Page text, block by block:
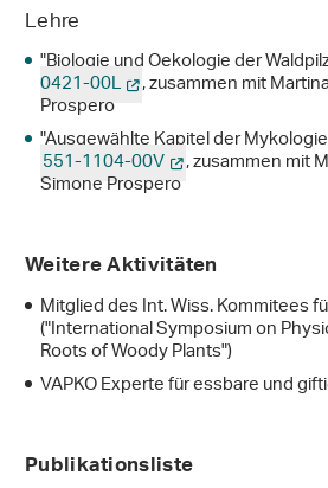
Lehre
"Biologie und Oekologie der
0421-00L , zusammen mit
Prospero
"Ausgewählte Kapitel der
551-1104-00V , zusammen mit
Simone Prospero
Weitere Aktivitäten
Mitglied des Int. Wiss. Kommitees
("International Symposium on
Roots of Woody Plants")
VAPKO Experte für essbare und
Publikationsliste